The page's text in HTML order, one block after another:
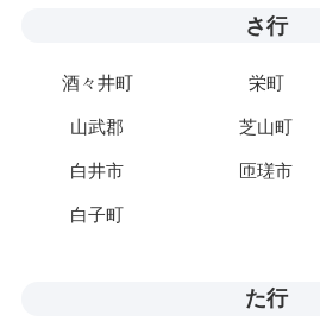
さ行
酒々井町 栄町
山武郡 芝山町
白井市 匝瑳市
白子町
た行